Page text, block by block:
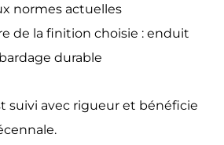
normes actuelles
de la finition choisie : enduit
durable
suivi avec rigueur et bénéficie